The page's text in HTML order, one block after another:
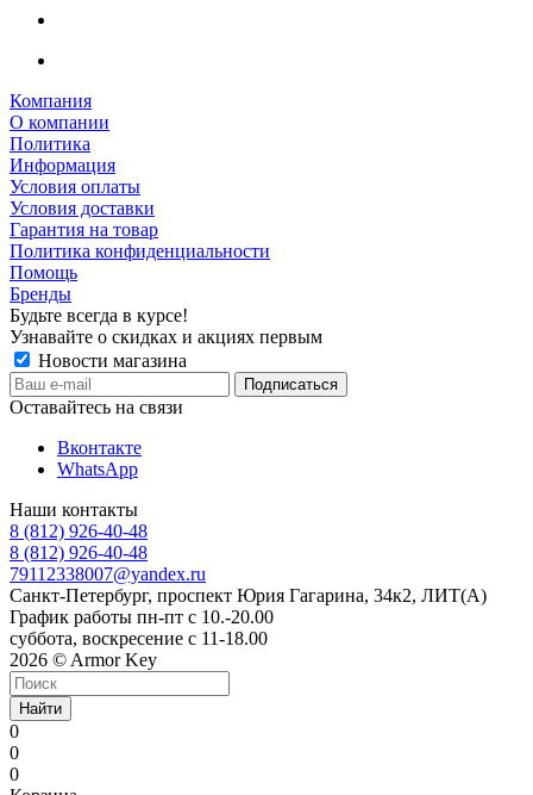
Компания
О компании
Политика
Информация
Условия оплаты
Условия доставки
Гарантия на товар
Политика конфиденциальности
Помощь
Бренды
Будьте всегда в курсе!
Узнавайте о скидках и акциях первым
Новости магазина
Оставайтесь на связи
Вконтакте
WhatsApp
Наши контакты
8 (812) 926-40-48
8 (812) 926-40-48
79112338007@yandex.ru
Санкт-Петербург, проспект Юрия Гагарина, 34к2, ЛИТ(А)
График работы пн-пт с 10.-20.00
суббота, воскресение с 11-18.00
2026 © Armor Key
Найти
0
0
0